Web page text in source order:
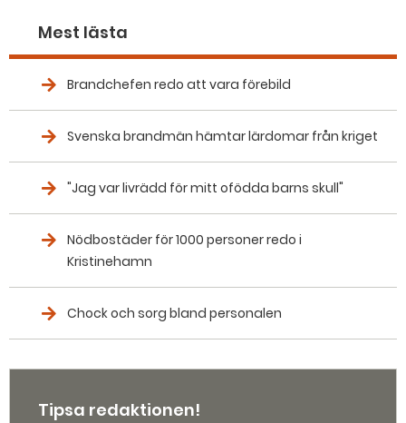
Mest lästa
Brandchefen redo att vara förebild
Svenska brandmän hämtar lärdomar från kriget
"Jag var livrädd för mitt ofödda barns skull"
Nödbostäder för 1000 personer redo i
Kristinehamn
Chock och sorg bland personalen
Tipsa redaktionen!